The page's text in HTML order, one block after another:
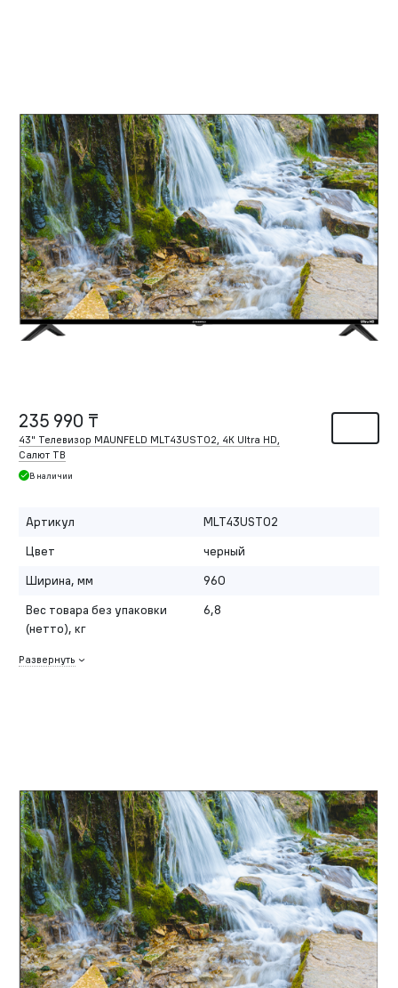
235 990 ₸
43" Телевизор MAUNFELD MLT43UST02, 4K Ultra HD,
Салют ТВ
В наличии
Артикул
MLT43UST02
Цвет
черный
Ширина, мм
960
Вес товара без упаковки
(нетто), кг
6,8
Развернуть